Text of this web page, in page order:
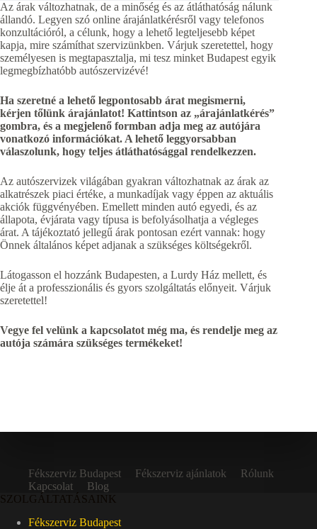
Az árak változhatnak, de a minőség és az átláthatóság nálunk
állandó. Legyen szó online árajánlatkérésről vagy telefonos
konzultációról, a célunk, hogy a lehető legteljesebb képet
kapja, mire számíthat szervizünkben. Várjuk szeretettel, hogy
személyesen is megtapasztalja, mi tesz minket Budapest egyik
legmegbízhatóbb autószervizévé!
Ha szeretné a lehető legpontosabb árat megismerni,
kérjen tőlünk árajánlatot! Kattintson az „árajánlatkérés”
gombra, és a megjelenő formban adja meg az autójára
vonatkozó információkat. A lehető leggyorsabban
válaszolunk, hogy teljes átláthatósággal rendelkezzen.
Az autószervizek világában gyakran változhatnak az árak az
alkatrészek piaci értéke, a munkadíjak vagy éppen az aktuális
akciók függvényében. Emellett minden autó egyedi, és az
állapota, évjárata vagy típusa is befolyásolhatja a végleges
árat. A tájékoztató jellegű árak pontosan ezért vannak: hogy
Önnek általános képet adjanak a szükséges költségekről.
Látogasson el hozzánk Budapesten, a Lurdy Ház mellett, és
élje át a professzionális és gyors szolgáltatás előnyeit. Várjuk
szeretettel!
Vegye fel velünk a kapcsolatot még ma, és rendelje meg az
autója számára szükséges termékeket!
Fékszerviz Budapest Fékszerviz ajánlatok
Rólunk
Kapcsolat
Blog
SZOLGÁLTATÁSAINK
Fékszerviz Budapest